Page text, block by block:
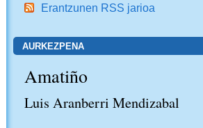
Erantzunen RSS jarioa
AURKEZPENA
Amatiño
Luis Aranberri Mendizabal